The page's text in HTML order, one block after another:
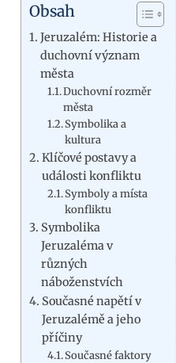
Obsah
Jeruzalém: Historie a
duchovní význam
města
Duchovní rozměr
města
Symbolika a
kultura
Klíčové postavy a
události konfliktu
Symboly a místa
konfliktu
Symbolika
Jeruzaléma v
různých
náboženstvích
Současné napětí v
Jeruzalémě a jeho
příčiny
Současné faktory